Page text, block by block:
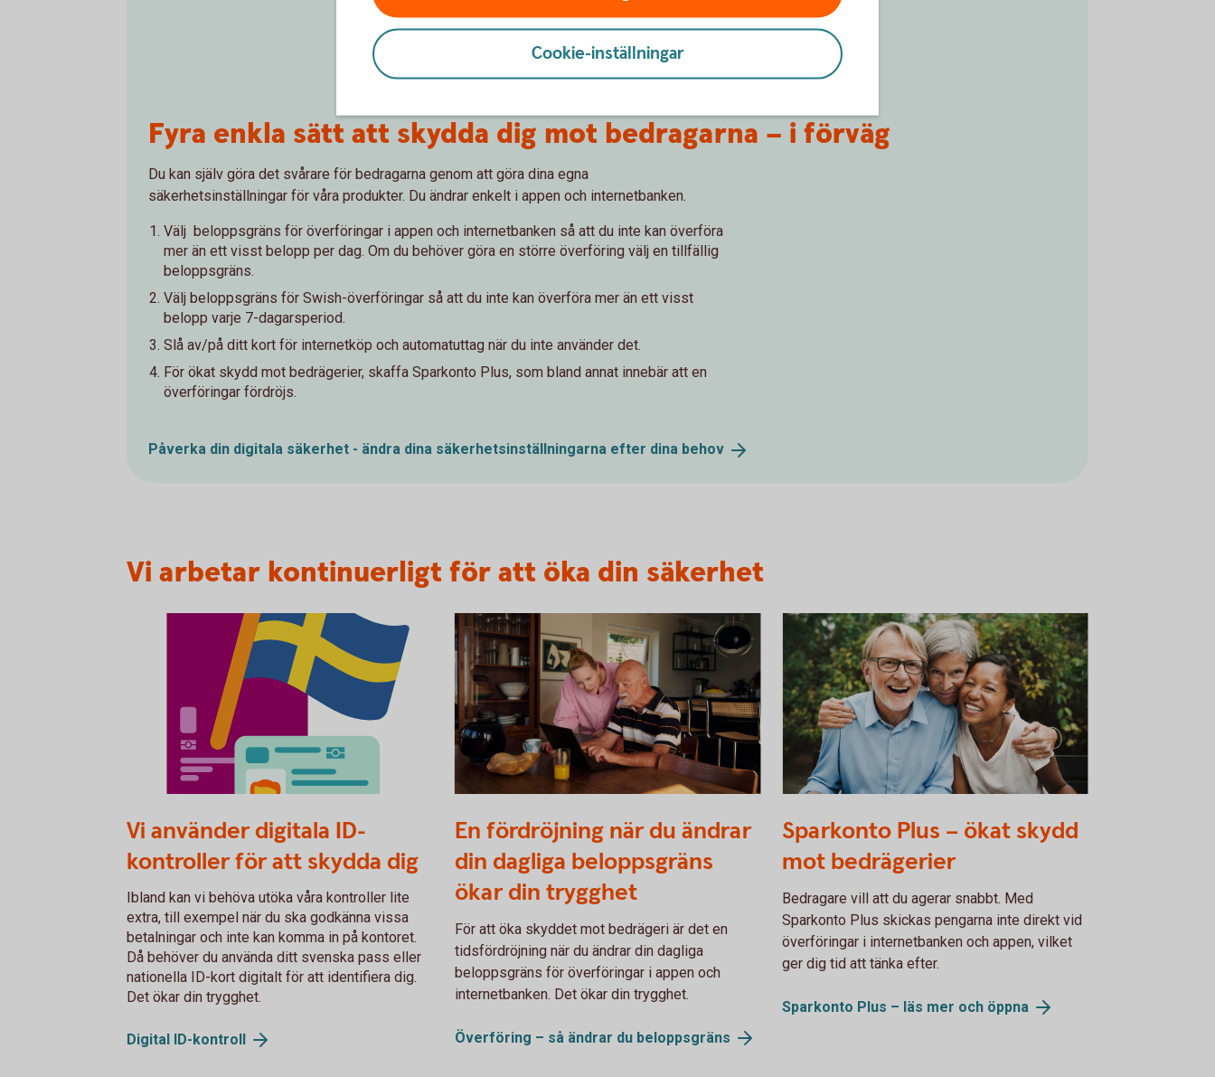
Fyra enkla sätt att skydda dig mot bedragarna – i förväg
Du kan själv göra det svårare för bedragarna genom att göra dina egna
säkerhetsinställningar för våra produkter. Du ändrar enkelt i appen och internetbanken.
Välj beloppsgräns för överföringar i appen och internetbanken så att du inte kan överföra
mer än ett visst belopp per dag. Om du behöver göra en större överföring välj en tillfällig
beloppsgräns.
Välj beloppsgräns för Swish-överföringar så att du inte kan överföra mer än ett visst
belopp varje 7-dagarsperiod.
Slå av/på ditt kort för internetköp och automatuttag när du inte använder det.
För ökat skydd mot bedrägerier, skaffa Sparkonto Plus, som bland annat innebär att en
överföringar fördröjs.
Påverka din digitala säkerhet - ändra dina säkerhetsinställningarna efter dina behov
säkerhet.
Vi arbetar kontinuerligt för att öka din säkerhet
Vi använder digitala ID-
kontroller för att skydda dig
Ibland kan vi behöva utöka våra kontroller lite
extra, till exempel när du ska godkänna vissa
betalningar och inte kan komma in på kontoret.
Då behöver du använda ditt svenska pass eller
nationella ID-kort digitalt för att identifiera dig.
Det ökar din trygghet.
Digital ID-kontroll
En fördröjning när du ändrar
din dagliga beloppsgräns
ökar din trygghet
För att öka skyddet mot bedrägeri är det en
tidsfördröjning när du ändrar din dagliga
beloppsgräns för överföringar i appen och
internetbanken. Det ökar din trygghet.
Överföring – så ändrar du beloppsgräns
Sparkonto Plus – ökat skydd
mot bedrägerier
Bedragare vill att du agerar snabbt. Med
Sparkonto Plus skickas pengarna inte direkt vid
överföringar i internetbanken och appen, vilket
ger dig tid att tänka efter.
Sparkonto Plus – läs mer och öppna
Cookie-inställningar